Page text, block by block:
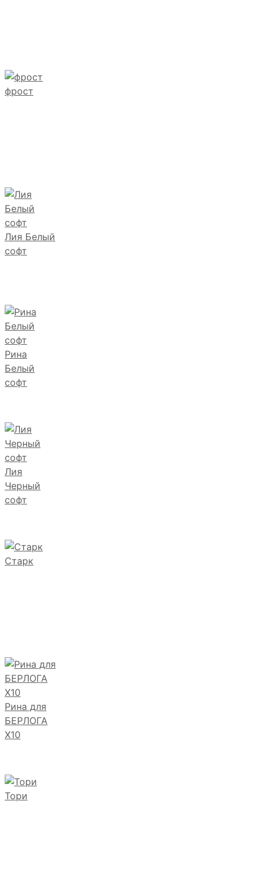
фрост
Лия Белый
софт
Рина
Белый
софт
Лия
Черный
софт
Старк
Рина для
БЕРЛОГА
Х10
Тори